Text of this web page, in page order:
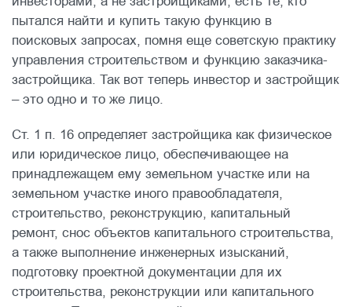
пытался найти и купить такую функцию в
поисковых запросах, помня еще советскую практику
управления строительством и функцию заказчика-
застройщика. Так вот теперь инвестор и застройщик
– это одно и то же лицо.
Ст. 1 п. 16 определяет застройщика как физическое
или юридическое лицо, обеспечивающее на
принадлежащем ему земельном участке или на
земельном участке иного правообладателя,
строительство, реконструкцию, капитальный
ремонт, снос объектов капитального строительства,
а также выполнение инженерных изысканий,
подготовку проектной документации для их
строительства, реконструкции или капитального